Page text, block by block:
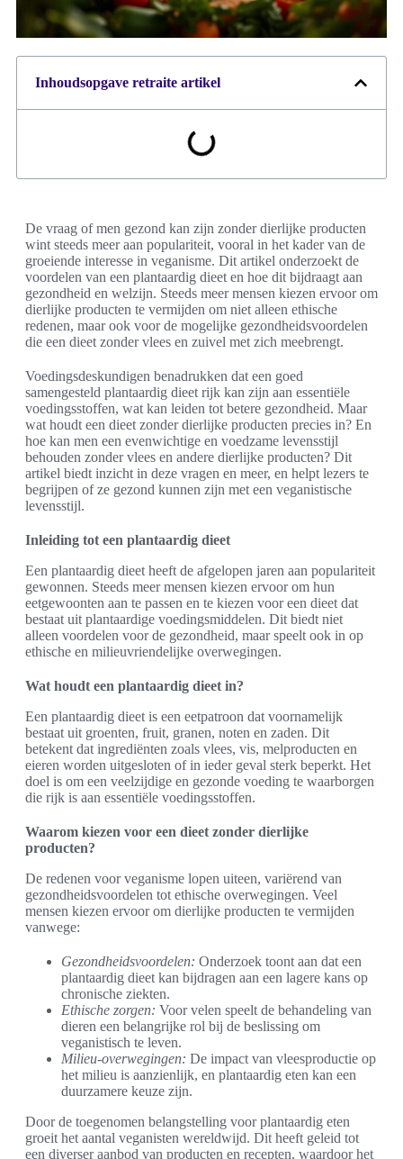
Inhoudsopgave retraite artikel
De vraag of men gezond kan zijn zonder dierlijke producten
wint steeds meer aan populariteit, vooral in het kader van de
groeiende interesse in veganisme. Dit artikel onderzoekt de
voordelen van een plantaardig dieet en hoe dit bijdraagt aan
gezondheid en welzijn. Steeds meer mensen kiezen ervoor om
dierlijke producten te vermijden om niet alleen ethische
redenen, maar ook voor de mogelijke gezondheidsvoordelen
die een dieet zonder vlees en zuivel met zich meebrengt.
Voedingsdeskundigen benadrukken dat een goed
samengesteld plantaardig dieet rijk kan zijn aan essentiële
voedingsstoffen, wat kan leiden tot betere gezondheid. Maar
wat houdt een dieet zonder dierlijke producten precies in? En
hoe kan men een evenwichtige en voedzame levensstijl
behouden zonder vlees en andere dierlijke producten? Dit
artikel biedt inzicht in deze vragen en meer, en helpt lezers te
begrijpen of ze gezond kunnen zijn met een veganistische
levensstijl.
Inleiding tot een plantaardig dieet
Een plantaardig dieet heeft de afgelopen jaren aan populariteit
gewonnen. Steeds meer mensen kiezen ervoor om hun
eetgewoonten aan te passen en te kiezen voor een dieet dat
bestaat uit plantaardige voedingsmiddelen. Dit biedt niet
alleen voordelen voor de gezondheid, maar speelt ook in op
ethische en milieuvriendelijke overwegingen.
Wat houdt een plantaardig dieet in?
Een plantaardig dieet is een eetpatroon dat voornamelijk
bestaat uit groenten, fruit, granen, noten en zaden. Dit
betekent dat ingrediënten zoals vlees, vis, melproducten en
eieren worden uitgesloten of in ieder geval sterk beperkt. Het
doel is om een veelzijdige en gezonde voeding te waarborgen
die rijk is aan essentiële voedingsstoffen.
Waarom kiezen voor een dieet zonder dierlijke
producten?
De redenen voor veganisme lopen uiteen, variërend van
gezondheidsvoordelen tot ethische overwegingen. Veel
mensen kiezen ervoor om dierlijke producten te vermijden
vanwege:
Gezondheidsvoordelen: Onderzoek toont aan dat een
plantaardig dieet kan bijdragen aan een lagere kans op
chronische ziekten.
Ethische zorgen: Voor velen speelt de behandeling van
dieren een belangrijke rol bij de beslissing om
veganistisch te leven.
Milieu-overwegingen: De impact van vleesproductie op
het milieu is aanzienlijk, en plantaardig eten kan een
duurzamere keuze zijn.
Door de toegenomen belangstelling voor plantaardig eten
groeit het aantal veganisten wereldwijd. Dit heeft geleid tot
een diverser aanbod van producten en recepten, waardoor het